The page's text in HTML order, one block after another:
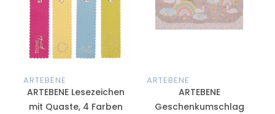
ARTEBENE
ARTEBENE Lesezeichen
mit Quaste, 4 Farben
ARTEBENE
ARTEBENE
Geschenkumschlag